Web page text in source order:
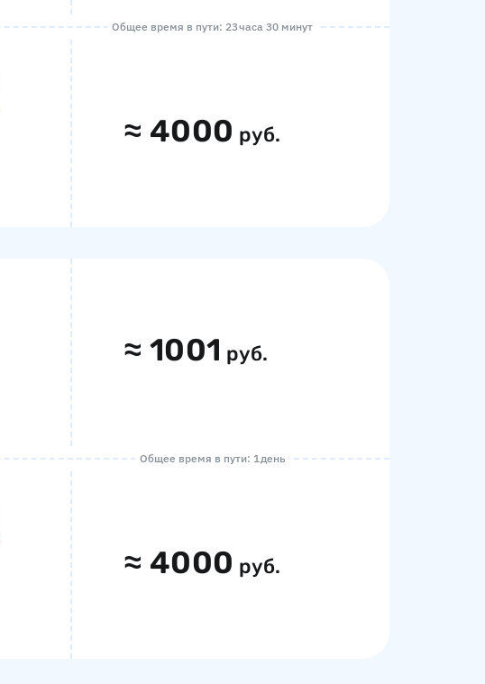
Общее время в пути: 23 часа 30 минут
≈ 4000 руб.
≈1001 руб.
Общее время в пути: 1 день
≈ 4000 руб.